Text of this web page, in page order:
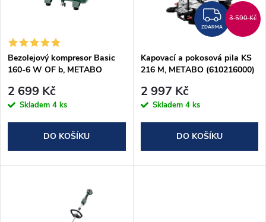
í
p
r
o
d
s
p
r
d
Bezolejový kompresor Basic
160-6 W OF b, METABO
2 699 Kč
Skladem 4 ks
DO KOŠÍKU
ZDARMA
3 590 Kč
Kapovací a pokosová pila KS
216 M, METABO (610216000)
2 997 Kč
Skladem 4 ks
DO KOŠÍKU